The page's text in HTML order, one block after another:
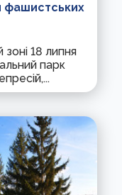
фашистських
зоні 18 липня
парк